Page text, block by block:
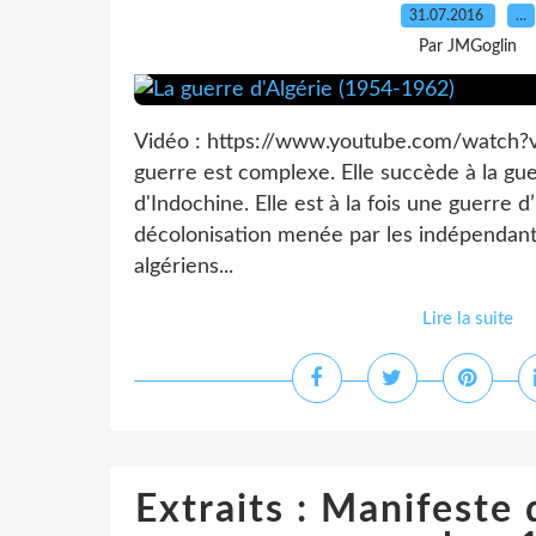
31.07.2016 …
Par JMGoglin
Vidéo : https://www.youtube.com/
guerre est complexe. Elle succède à la
d'Indochine. Elle est à la fois une guerre
décolonisation menée par les
algériens...
Lire la suite
Extraits : Manifeste